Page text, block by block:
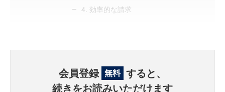
4. 効率的な請求
会員登録 無料 すると、
続きをお読みいただけます